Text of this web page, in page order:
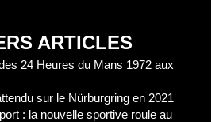
ARTICLES
24 Heures du Mans 1972 aux
sur le Nürburgring en 2021
: la nouvelle sportive roule au